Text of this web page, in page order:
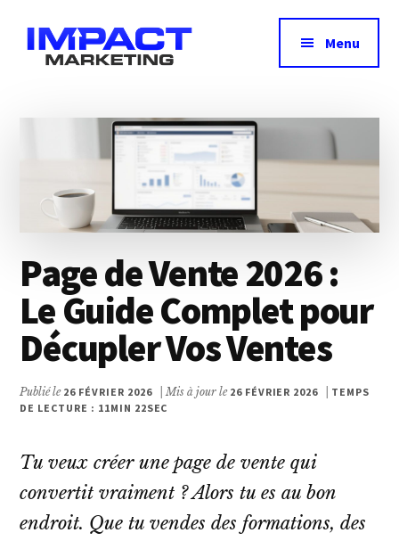
contenu
principale
menu
Marketing
test
meilleurs
marketing
Menu
Page de Vente 2026 :
Le Guide Complet pour
Décupler Vos Ventes
Publié le 26 FÉVRIER 2026 | Mis à jour le 26 FÉVRIER 2026
TEMPS
DE LECTURE : 11MIN 22SEC
Tu veux créer une page de vente qui
convertit vraiment ? Alors tu es au bon
endroit. Que tu vendes des formations, des